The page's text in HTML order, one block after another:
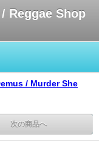
Reggae Shop
/ Murder She
次の商品へ